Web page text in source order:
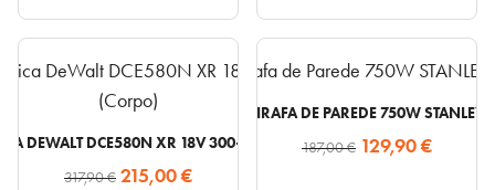
154,00 €.143,00
DEWALT DCE580N XR 18V 300–600ML (CORPO)
317,90€ O
215,00€O
LIXADORA GIRAFA DE PAREDE 750W STANLEY
187,00€ O
129,90€O